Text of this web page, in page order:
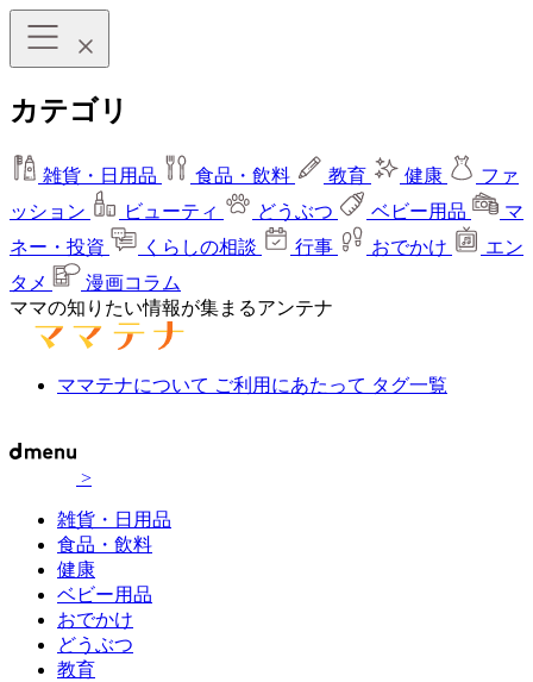
カテゴリ
雑貨・日用品 食品・飲料 教育 健康
ファ
ッション
ビューティ どうぶつ ベビー用品
マ
ネー・投資
くらしの相談 行事 おでかけ
エン
タメ
漫画コラム
ママの知りたい情報が集まるアンテナ
ママテナについて ご利用にあたって タグ一覧
>
雑貨・日用品
食品・飲料
健康
ベビー用品
おでかけ
どうぶつ
教育